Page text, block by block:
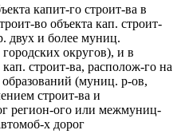
капит-го строит-ва в
во объекта кап. строит-
двух и более муниц.
округов), и в
строит-ва, располож-го на
(муниц. р-ов,
строит-ва и
регион-ого или межмуниц-
х дорог